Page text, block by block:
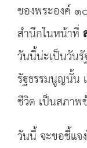
ของพระองค์
สำนึกในหน้าที่
วันนี้น่ะเป็นวัน
รัฐธรรมนูญนั้น
ชีวิต เป็นสภาพ
วันนี้ จะขอชี้แจ